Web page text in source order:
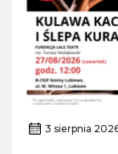
3 sierpnia